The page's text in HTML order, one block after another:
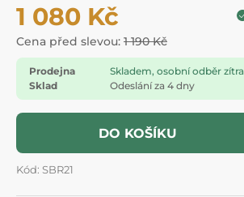
1 080 Kč
Cena před slevou: 1 190 Kč
Prodejna
Skladem, osobní odběr zítra
Sklad
Odeslání za 4 dny
DO KOŠÍKU
Kód: SBR21